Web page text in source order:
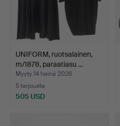
UNIFORM, ruotsalainen,
m/1878, paraatiasu …
Myyty 14 heinä 2026
5 tarjousta
505 USD